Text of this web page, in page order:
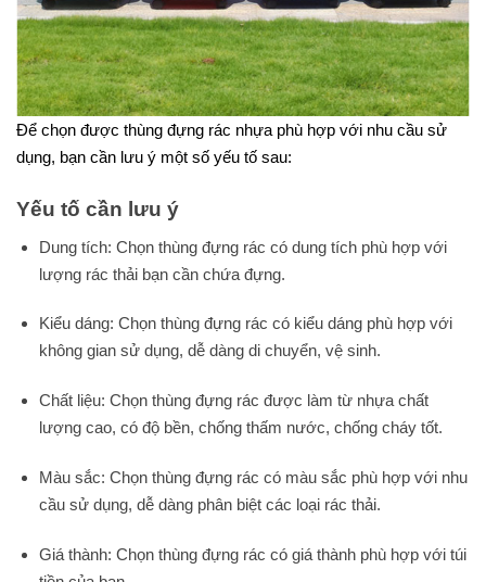
Để chọn được thùng đựng rác nhựa phù hợp với nhu cầu sử
dụng, bạn cần lưu ý một số yếu tố sau:
Yếu tố cần lưu ý
Dung tích: Chọn thùng đựng rác có dung tích phù hợp với
lượng rác thải bạn cần chứa đựng.
Kiểu dáng: Chọn thùng đựng rác có kiểu dáng phù hợp với
không gian sử dụng, dễ dàng di chuyển, vệ sinh.
Chất liệu: Chọn thùng đựng rác được làm từ nhựa chất
lượng cao, có độ bền, chống thấm nước, chống cháy tốt.
Màu sắc: Chọn thùng đựng rác có màu sắc phù hợp với nhu
cầu sử dụng, dễ dàng phân biệt các loại rác thải.
Giá thành: Chọn thùng đựng rác có giá thành phù hợp với túi